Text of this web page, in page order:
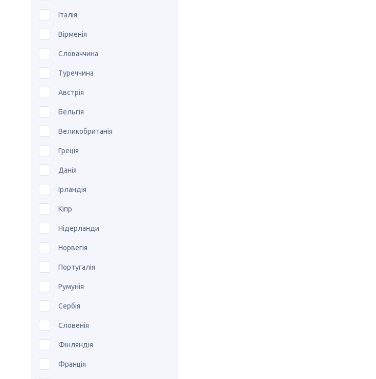
Італія
Вірменія
Словаччина
Туреччина
Австрія
Бельгія
Великобританія
Греція
Данія
Ірландія
Кіпр
Нідерланди
Норвегія
Португалія
Румунія
Сербія
Словенія
Фінляндія
Франція